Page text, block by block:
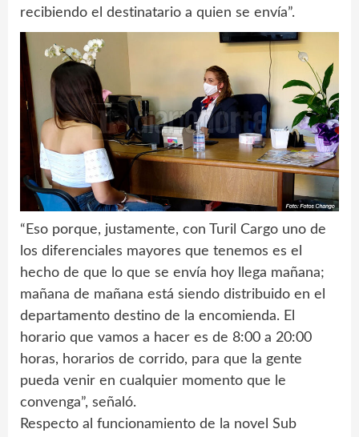
recibiendo el destinatario a quien se envía”.
“Eso porque, justamente, con Turil Cargo uno de
los diferenciales mayores que tenemos es el
hecho de que lo que se envía hoy llega mañana;
mañana de mañana está siendo distribuido en el
departamento destino de la encomienda. El
horario que vamos a hacer es de 8:00 a 20:00
horas, horarios de corrido, para que la gente
pueda venir en cualquier momento que le
convenga”, señaló.
Respecto al funcionamiento de la novel Sub